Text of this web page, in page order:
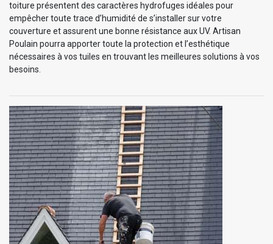
toiture présentent des caractères hydrofuges idéales pour
empêcher toute trace d’humidité de s’installer sur votre
couverture et assurent une bonne résistance aux UV. Artisan
Poulain pourra apporter toute la protection et l’esthétique
nécessaires à vos tuiles en trouvant les meilleures solutions à vos
besoins.